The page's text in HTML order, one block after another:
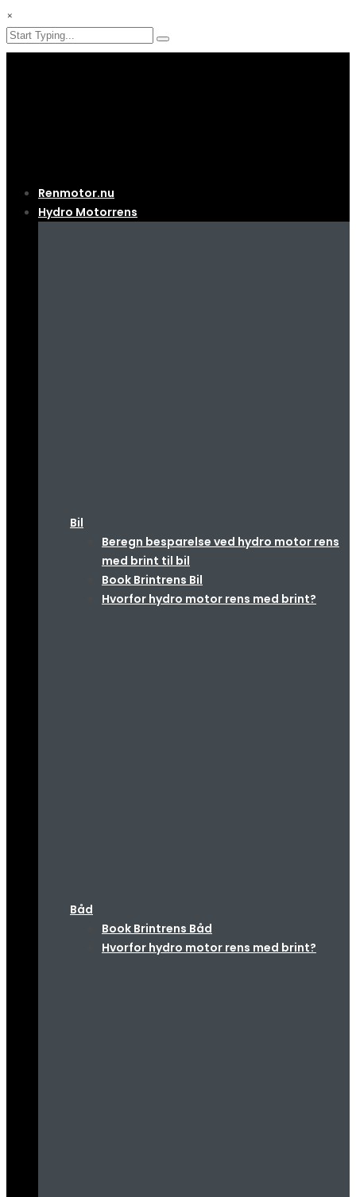
×
Renmotor.nu
Hydro Motorrens
Bil
Beregn besparelse ved hydro motor rens
med brint til bil
Book Brintrens Bil
Hvorfor hydro motor rens med brint?
Båd
Book Brintrens Båd
Hvorfor hydro motor rens med brint?